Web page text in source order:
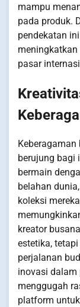
mampu
pada produk.
pendekatan
meningkatkan
pasar
berujung bagi
bermain
belahan
koleksi
kreator
estetika,
perjalanan
inovasi dalam
menggugah
platform